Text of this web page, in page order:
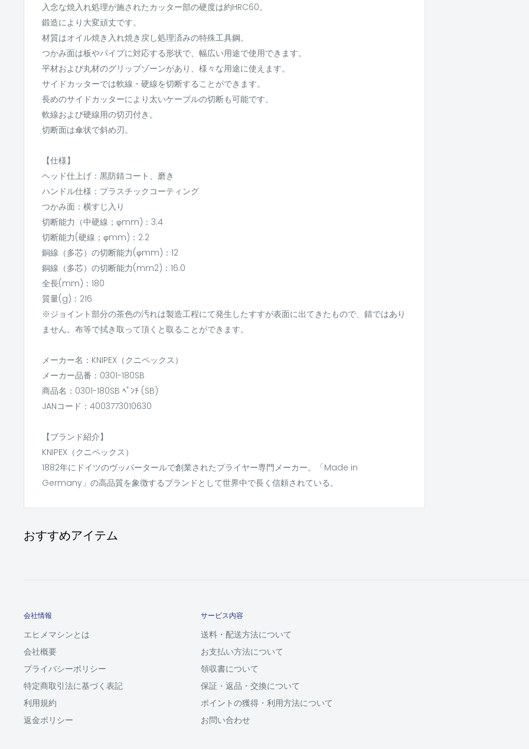
入念な焼入れ処理が施されたカッター部の硬度は約HRC60。
鍛造により大変頑丈です。
材質はオイル焼き入れ焼き戻し処理済みの特殊工具鋼。
つかみ面は板やパイプに対応する形状で、幅広い用途で使用できます。
平材および丸材のグリップゾーンがあり、様々な用途に使えます。
サイドカッターでは軟線・硬線を切断することができます。
長めのサイドカッターにより太いケーブルの切断も可能です。
軟線および硬線用の切刃付き。
切断面は傘状で斜め刃。
【仕様】
ヘッド仕上げ：黒防錆コート、磨き
ハンドル仕様：プラスチックコーティング
つかみ面：横すじ入り
切断能力（中硬線；φmm)：3.4
切断能力(硬線；φmm)：2.2
銅線（多芯）の切断能力(φmm)：12
銅線（多芯）の切断能力(mm2)：16.0
全長(mm)：180
質量(g)：216
※ジョイント部分の茶色の汚れは製造工程にて発生したすすが表面に出てきたもので、錆ではあり
ません。布等で拭き取って頂くと取ることができます。
メーカー名：KNIPEX（クニペックス）
メーカー品番：0301-180SB
商品名：0301-180SB ﾍﾟﾝﾁ (SB)
JANコード：4003773010630
【ブランド紹介】
KNIPEX（クニペックス）
1882年にドイツのヴッパータールで創業されたプライヤー専門メーカー。「Made in
Germany」の高品質を象徴するブランドとして世界中で長く信頼されている。
おすすめアイテム
会社情報
エヒメマシンとは
会社概要
プライバシーポリシー
特定商取引法に基づく表記
利用規約
返金ポリシー
サービス内容
送料・配送方法について
お支払い方法について
領収書について
保証・返品・交換について
ポイントの獲得・利用方法について
お問い合わせ